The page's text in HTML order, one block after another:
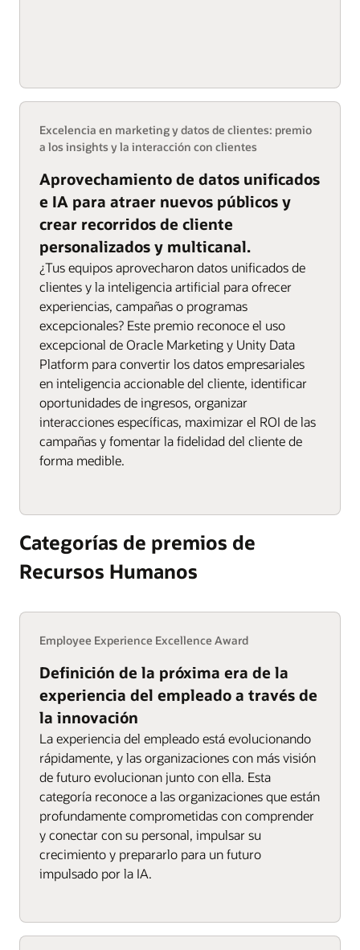
Excelencia en marketing y datos de clientes: premio
a los insights y la interacción con clientes
Aprovechamiento de datos unificados
e IA para atraer nuevos públicos y
crear recorridos de cliente
personalizados y multicanal.
¿Tus equipos aprovecharon datos unificados de
clientes y la inteligencia artificial para ofrecer
experiencias, campañas o programas
excepcionales? Este premio reconoce el uso
excepcional de Oracle Marketing y Unity Data
Platform para convertir los datos empresariales
en inteligencia accionable del cliente, identificar
oportunidades de ingresos, organizar
interacciones específicas, maximizar el ROI de las
campañas y fomentar la fidelidad del cliente de
forma medible.
Categorías de premios de
Recursos Humanos
Employee Experience Excellence Award
Definición de la próxima era de la
experiencia del empleado a través de
la innovación
La experiencia del empleado está evolucionando
rápidamente, y las organizaciones con más visión
de futuro evolucionan junto con ella. Esta
categoría reconoce a las organizaciones que están
profundamente comprometidas con comprender
y conectar con su personal, impulsar su
crecimiento y prepararlo para un futuro
impulsado por la IA.